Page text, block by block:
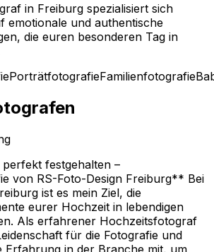
in Freiburg spezialisiert sich
emotionale und authentische
die euren besonderen Tag in
PorträtfotografieFamilienfotografie
festgehalten –
von RS-Foto-Design Freiburg** Bei
ist es mein Ziel, die
eurer Hochzeit in lebendigen
Als erfahrener Hochzeitsfotograf
für die Fotografie und
Erfahrung in der Branche mit, um